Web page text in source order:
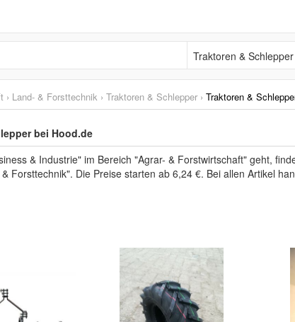
Traktoren & Schlepper
› Land- & Forsttechnik › Traktoren & Schlepper › Traktoren &
bei Hood.de
& Industrie" im Bereich "Agrar- & Forstwirtschaft" geht,
Forsttechnik". Die Preise starten ab 6,24 €. Bei allen Artikel